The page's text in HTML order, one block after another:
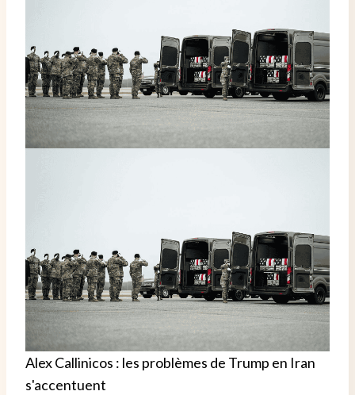
Alex Callinicos : les problèmes de Trump en Iran
s'accentuent